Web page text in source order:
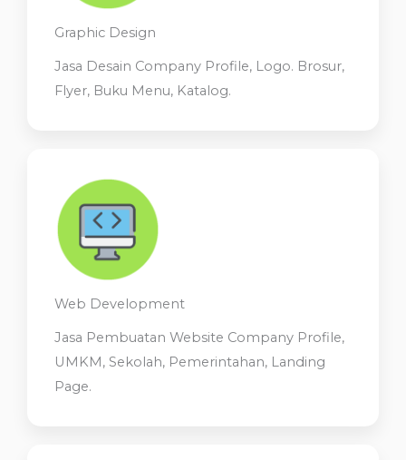
Graphic Design
Jasa Desain Company Profile, Logo. Brosur,
Flyer, Buku Menu, Katalog.
Web Development
Jasa Pembuatan Website Company Profile,
UMKM, Sekolah, Pemerintahan, Landing
Page.